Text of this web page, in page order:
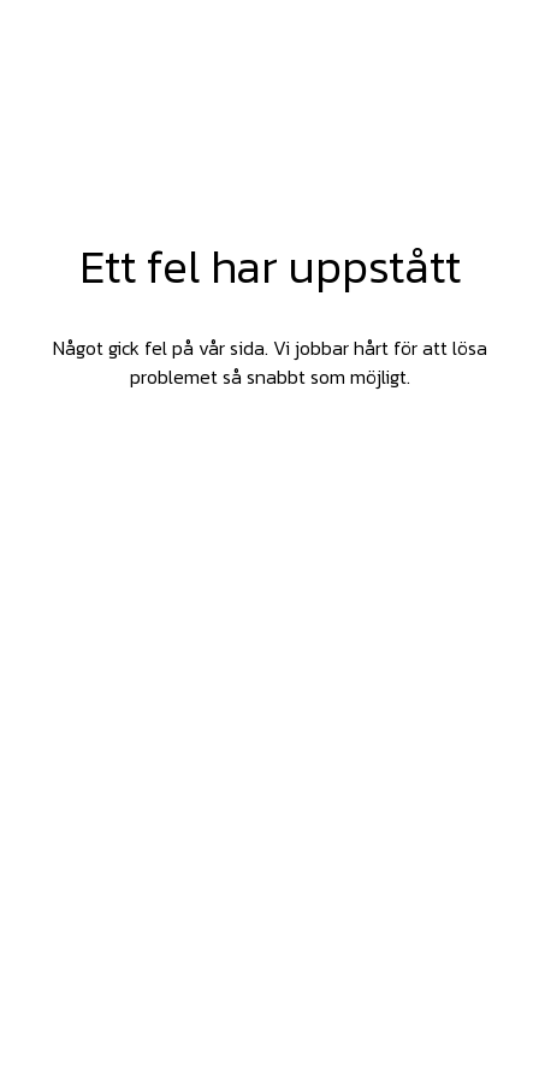
Ett fel har uppstått
Något gick fel på vår sida. Vi jobbar hårt för att lösa
problemet så snabbt som möjligt.